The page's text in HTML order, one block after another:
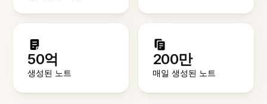
50억
생성된 노트
200만
매일 생성된 노트